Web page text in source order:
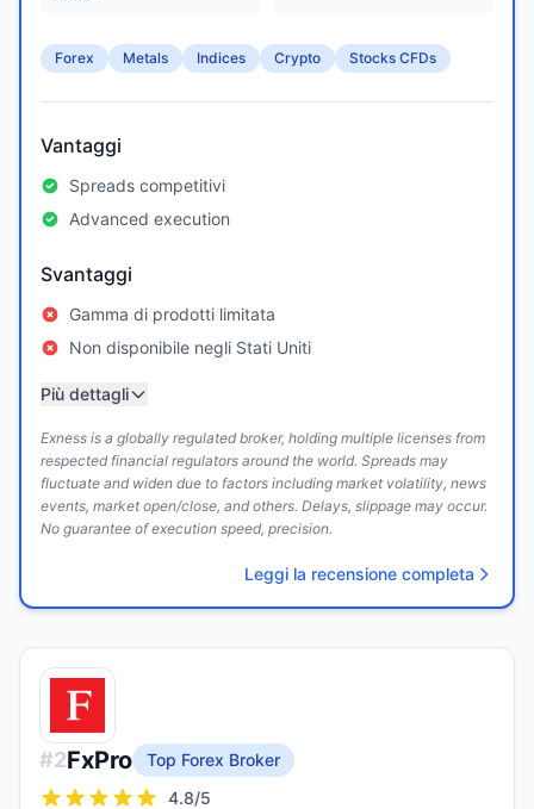
Forex Metals Indices Crypto Stocks CFDs
Vantaggi
Spreads competitivi
Advanced execution
Svantaggi
Gamma di prodotti limitata
Non disponibile negli Stati Uniti
Più dettagli
Exness is a globally regulated broker, holding multiple licenses from
respected financial regulators around the world. Spreads may
fluctuate and widen due to factors including market volatility, news
events, market open/close, and others. Delays, slippage may occur.
No guarantee of execution speed, precision.
Leggi la recensione completa
#2FxPro
Top Forex Broker
4.8/5